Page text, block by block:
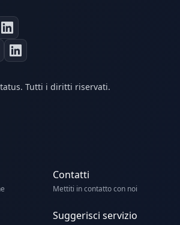
Tutti i diritti riservati.
Contatti
Mettiti in contatto con noi
Suggerisci servizio